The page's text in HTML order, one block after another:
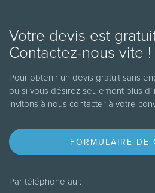
Votre devis est
Contactez-nous vite !
Pour obtenir un devis gratuit sans
ou si vous désirez seulement plus
invitons à nous contacter à votre
FORMULAIRE DE
Par téléphone au :